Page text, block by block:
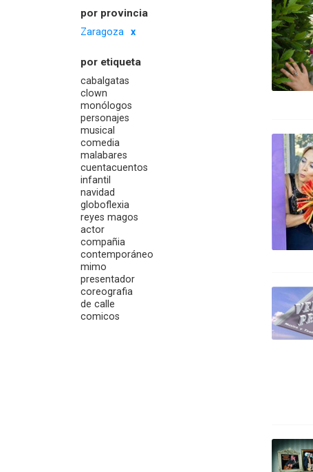
por provincia
Zaragoza
por etiqueta
cabalgatas
clown
monólogos
personajes
musical
comedia
malabares
cuentacuentos
infantil
navidad
globoflexia
reyes magos
actor
compañia
contemporáneo
mimo
presentador
coreografia
de calle
comicos